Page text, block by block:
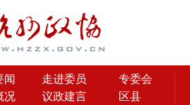
闻 走进委员
专委会
况
议政建言 区县